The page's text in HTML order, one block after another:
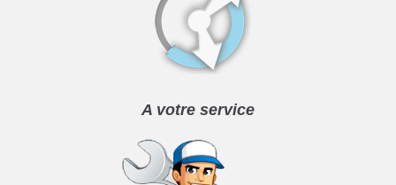
A votre service